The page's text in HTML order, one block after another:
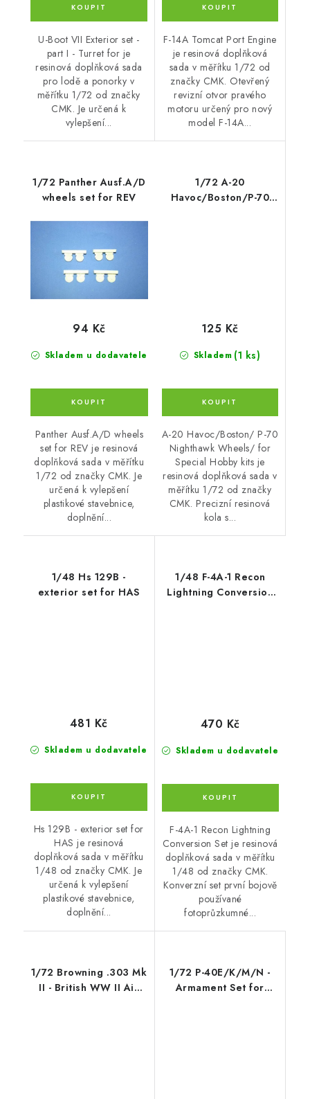
U-Boot VII Exterior set -
part I - Turret for je
resinová doplňková sada
pro lodě a ponorky v
měřítku 1/72 od značky
CMK. Je určená k
vylepšení...
F-14A Tomcat Port Engine
je resinová doplňková
sada v měřítku 1/72 od
značky CMK. Otevřený
revizní otvor pravého
motoru určený pro nový
model F-14A...
1/72 Panther Ausf.A/D
wheels set for REV
Skladem u dodavatele
94 Kč
Panther Ausf.A/D wheels
set for REV je resinová
doplňková sada v měřítku
1/72 od značky CMK. Je
určená k vylepšení
plastikové stavebnice,
doplnění...
1/72 A-20
Havoc/Boston/P-70
Skladem (1 ks)
125 Kč
A-20 Havoc/Boston/ P-70
Nighthawk Wheels/ for
Special Hobby kits je
resinová doplňková sada v
měřítku 1/72 od značky
CMK. Precizní resinová
kola s...
1/48 Hs 129B -
exterior set for HAS
Skladem u dodavatele
481 Kč
Hs 129B - exterior set for
HAS je resinová
doplňková sada v měřítku
1/48 od značky CMK. Je
určená k vylepšení
plastikové stavebnice,
doplnění...
1/48 F-4A-1 Recon
Lightning Conversion
Skladem u dodavatele
470 Kč
F-4A-1 Recon Lightning
Conversion Set je resinová
doplňková sada v měřítku
1/48 od značky CMK.
Konverzní set první bojově
používané
fotoprůzkumné...
1/72 Browning .303 Mk
II - British WW II Air
1/72 P-40E/K/M/N -
Armament Set for